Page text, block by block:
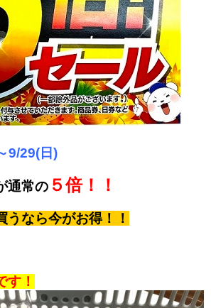
9/29(日)
通常の ５倍！！
うなら今がお得！！
す！